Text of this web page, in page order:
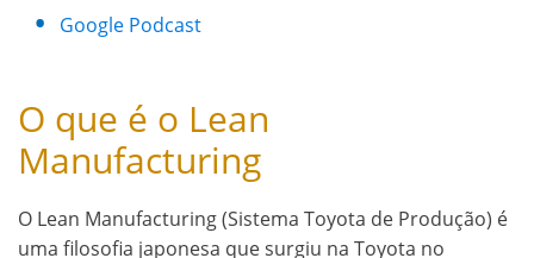
Google Podcast
O que é o Lean
Manufacturing
O Lean Manufacturing (Sistema Toyota de Produção) é
uma filosofia japonesa que surgiu na Toyota no